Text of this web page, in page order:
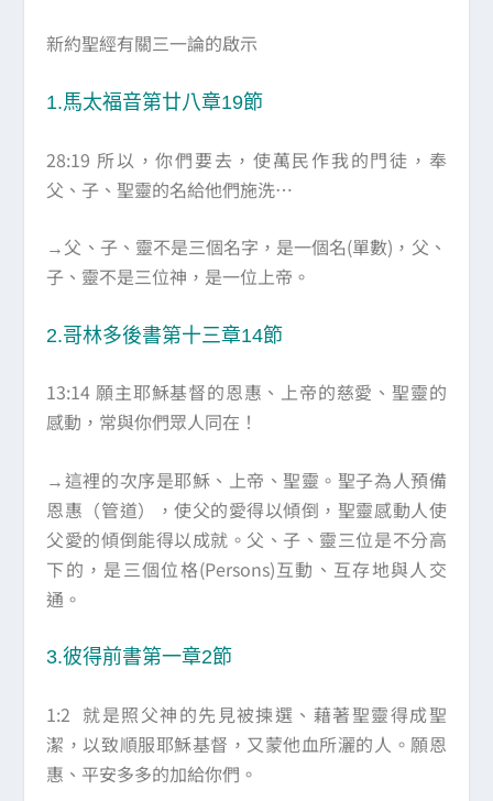
新約聖經有關三一論的啟示
1.馬太福音第廿八章19節
28:19 所以，你們要去，使萬民作我的門徒，奉
父、子、聖靈的名給他們施洗…
→父、子、靈不是三個名字，是一個名(單數)，父、
子、靈不是三位神，是一位上帝。
2.哥林多後書第十三章14節
13:14 願主耶穌基督的恩惠、上帝的慈愛、聖靈的
感動，常與你們眾人同在！
→這裡的次序是耶穌、上帝、聖靈。聖子為人預備
恩惠（管道），使父的愛得以傾倒，聖靈感動人使
父愛的傾倒能得以成就。父、子、靈三位是不分高
下的，是三個位格(Persons)互動、互存地與人交
通。
3.彼得前書第一章2節
1:2 就是照父神的先見被揀選、藉著聖靈得成聖
潔，以致順服耶穌基督，又蒙他血所灑的人。願恩
惠、平安多多的加給你們。